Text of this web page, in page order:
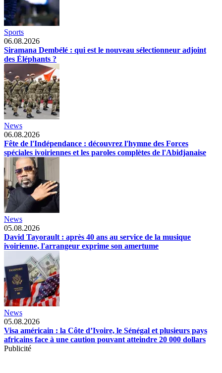
Sports
06.08.2026
Siramana Dembélé : qui est le nouveau sélectionneur adjoint
des Éléphants ?
News
06.08.2026
Fête de l'Indépendance : découvrez l'hymne des Forces
spéciales ivoiriennes et les paroles complètes de l'Abidjanaise
News
05.08.2026
David Tayorault : après 40 ans au service de la musique
ivoirienne, l'arrangeur exprime son amertume
News
05.08.2026
Visa américain : la Côte d’Ivoire, le Sénégal et plusieurs pays
africains face à une caution pouvant atteindre 20 000 dollars
Publicité